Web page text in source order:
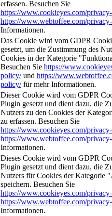
erfassen. Besuchen Sie
https://www.cookieyes.com/
https://www.webtoffee.com/
Informationen.
Das Cookie wird vom GDPR
gesetzt, um die Zustimmung des
Cookies in der Kategorie
Besuchen Sie https://
policy/und https://
policy/für mehr Informationen.
Dieser Cookie wird vom GDPR
Plugin gesetzt und dient dazu, die
Nutzers zu den Cookies der
zu erfassen. Besuchen Sie
https://www.cookieyes.com/
https://www.webtoffee.com/
Informationen.
Dieses Cookie wird vom GDPR
Plugin gesetzt und dient dazu, die
Nutzers für Cookies der Kategorie
speichern. Besuchen Sie
https://www.cookieyes.com/
https://www.webtoffee.com/
Informationen.